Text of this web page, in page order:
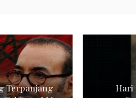
Terpanjang
Hari